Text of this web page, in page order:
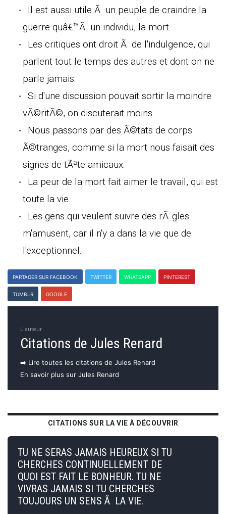
Il est aussi utile Ã un peuple de craindre la
guerre quâ€™Ã un individu, la mort.
Les critiques ont droit Ã de l'indulgence, qui
parlent tout le temps des autres et dont on ne
parle jamais.
Si d'une discussion pouvait sortir la moindre
vÃ©ritÃ©, on discuterait moins.
Nous passons par des Ã©tats de corps
Ã©tranges, comme si la mort nous faisait des
signes de tÃªte amicaux.
La peur de la mort fait aimer le travail, qui est
toute la vie.
Les gens qui veulent suivre des rÃ¨gles
m'amusent, car il n'y a dans la vie que de
l'exceptionnel.
PARTAGER SUR FACEBOOK TWITTER WHATSAPP PINTEREST
TUMBLR GOOGLE
L'auteur
Citations de Jules Renard
➡️ Lire toutes les citations de Jules Renard
En savoir plus sur Jules Renard
CITATIONS SUR LA VIE À DÉCOUVRIR
TU NE SERAS JAMAIS HEUREUX SI TU
CHERCHES CONTINUELLEMENT DE
QUOI EST FAIT LE BONHEUR. TU NE
VIVRAS JAMAIS SI TU CHERCHES
TOUJOURS UN SENS Ã LA VIE.